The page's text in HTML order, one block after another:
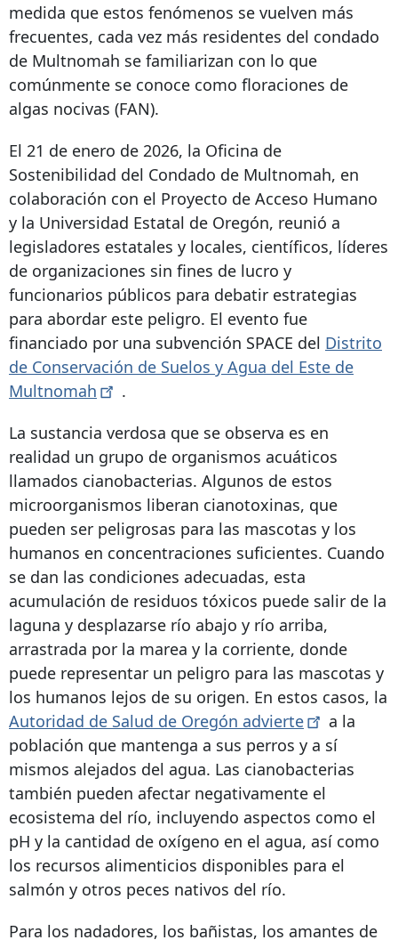
medida que estos fenómenos se vuelven más
frecuentes, cada vez más residentes del condado
de Multnomah se familiarizan con lo que
comúnmente se conoce como floraciones de
algas nocivas (FAN).
El 21 de enero de 2026, la Oficina de
Sostenibilidad del Condado de Multnomah, en
colaboración con el Proyecto de Acceso Humano
y la Universidad Estatal de Oregón, reunió a
legisladores estatales y locales, científicos, líderes
de organizaciones sin fines de lucro y
funcionarios públicos para debatir estrategias
para abordar este peligro. El evento fue
financiado por una subvención SPACE del Distrito
de Conservación de Suelos y Agua del Este de
Multnomah
.
La sustancia verdosa que se observa es en
realidad un grupo de organismos acuáticos
llamados cianobacterias. Algunos de estos
microorganismos liberan cianotoxinas, que
pueden ser peligrosas para las mascotas y los
humanos en concentraciones suficientes. Cuando
se dan las condiciones adecuadas, esta
acumulación de residuos tóxicos puede salir de la
laguna y desplazarse río abajo y río arriba,
arrastrada por la marea y la corriente, donde
puede representar un peligro para las mascotas y
los humanos lejos de su origen. En estos casos, la
Autoridad de Salud de Oregón advierte
a la
población que mantenga a sus perros y a sí
mismos alejados del agua. Las cianobacterias
también pueden afectar negativamente el
ecosistema del río, incluyendo aspectos como el
pH y la cantidad de oxígeno en el agua, así como
los recursos alimenticios disponibles para el
salmón y otros peces nativos del río.
Para los nadadores, los bañistas, los amantes de